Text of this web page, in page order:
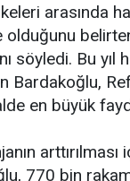
arasında
olduğunu
söyledi. Bu
Bardakoğlu,
en büyük
arttırılması
770 bin